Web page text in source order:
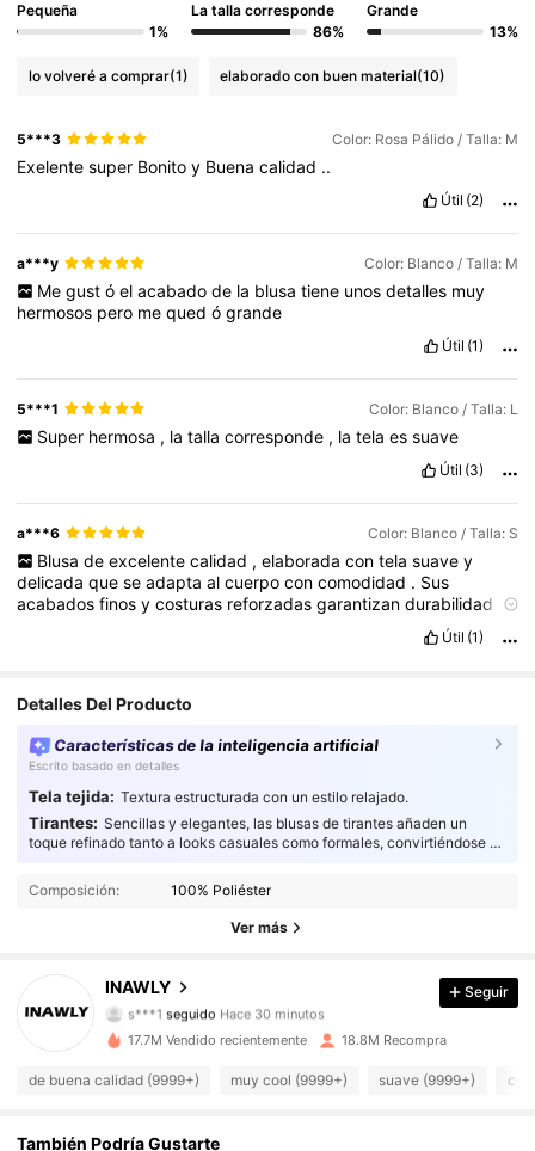
Pequeña
1%
La talla corresponde
86%
Grande
13%
lo volveré a comprar(1) elaborado con buen material(10)
5***3 Color: Rosa Pálido / Talla: M
Exelentesuper Bonitoy Buenacalidad ..
Útil (2)
a***y Color: Blanco / Talla: M
Me gust ó el acabado de la blusa tiene unos detalles muy
hermosos pero mequedógrande
Útil (1)
5***1 Color: Blanco / Talla: L
Super hermosa , la talla corresponde , la tela es suave
Útil (3)
a***6 Color: Blanco / Talla: S
Blusa de excelente calidad , elaborada con tela suave y
delicadaqueseadaptaalcuerpoconcomodidad . Sus
acabadosfinosycosturas reforzadasgarantizandurabilidad
impecable
Útil (1)
Detalles Del Producto
Características de la inteligencia artificial
Escrito basado en detalles
Tela tejida: Textura estructurada con un estilo relajado.
Tirantes: Sencillas y elegantes, las blusas de tirantes añaden un
toque refinado tanto a looks casuales como formales, convirtiéndose en
Composición:
100% Poliéster
Ver más
INAWLY
s***1 seguido Hace 30 minutos
1.1M Seguidores
4.87 1.1M Seguidores
4.87 1.1M Seguidores
Seguir
17.7M Vendido recientemente 18.8M Recompra
de buena calidad (9999+) muy cool (9999+) suave (9999+)
También Podría Gustarte